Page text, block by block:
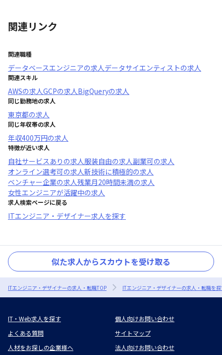
関連リンク
関連職種
データベースエンジニアの求人データサイエンティストの求人
関連スキル
AWSの求人GCPの求人BigQueryの求人
同じ勤務地の求人
東京都の求人
同じ年収帯の求人
年収400万円の求人
特徴が近い求人
自社サービスあり の求人服装自由の求人副業可の求人
オンライン選考可の求人新技術に積極的の求人
ベンチャー企業の求人残業月20時間未満の求人
女性エンジニアが活躍中の求人
求人検索ページに戻る
ITエンジニア・デザイナー求人を探す
似た求人からスカウトを受け取る
ITエンジニア・デザイナーの求人・転職TOP ITエンジニア・デザイナーの求人・転職を
IT・Web求人を探す
個人向けお問い合わせ
よくある質問
サイトマップ
人材をお探しの企業様へ
法人向けお問い合わせ